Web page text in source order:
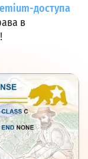
доступа
в